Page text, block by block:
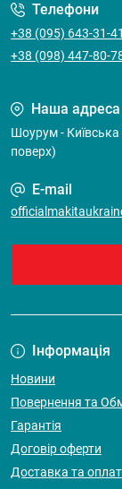
Телефони
+38 (095) 643-31-41
+38 (098) 447-80-
Наша адреса
Шоурум - Київська
поверх)
E-mail
Інформація
Новини
Повернення та
Гарантія
Договір оферти
Доставка та